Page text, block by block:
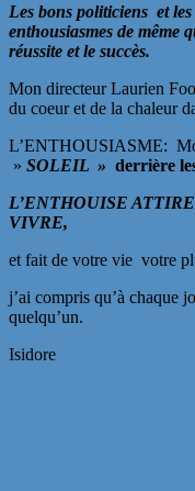
Les bons politiciens et
enthousiasmes de même
réussite et le succès.
Mon directeur Laurien
du coeur et de la chaleur
L’ENTHOUSIASME:
» SOLEIL » derrière
L’ENTHOUISE
VIVRE,
et fait de votre vie votre
j’ai compris qu’à chaque
quelqu’un.
Isidore